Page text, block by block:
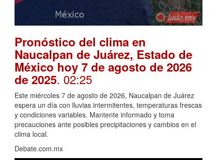
Pronóstico del clima en
Naucalpan de Juárez, Estado de
México hoy 7 de agosto de 2026
de 2025. 02:25
Este miércoles 7 de agosto de 2026, Naucalpan de Juárez
espera un día con lluvias intermitentes, temperaturas frescas
y condiciones variables. Mantente informado y toma
precauciones ante posibles precipitaciones y cambios en el
clima local.
Debate.com.mx